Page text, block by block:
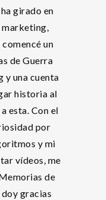
girado en
marketing,
un
de Guerra
y una cuenta
historia al
esta. Con el
por
y mi
vídeos, me
de
doy gracias